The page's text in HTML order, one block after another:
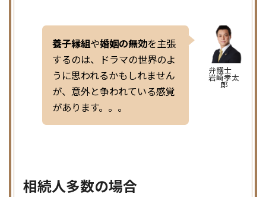
弁護士
岩崎孝太
郎
養子縁組や婚姻の無効を主張
するのは、ドラマの世界のよ
うに思われるかもしれません
が、意外と争われている感覚
があります。。。
相続人多数の場合